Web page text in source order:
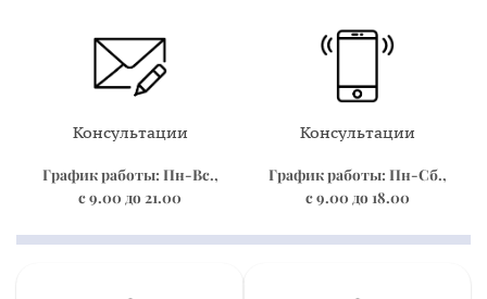
Консультации
График работы: Пн-Вс.,
с 9.00 до 21.00
Консультации
График работы: Пн-Сб.,
с 9.00 до 18.00